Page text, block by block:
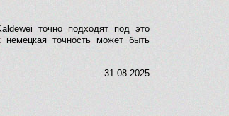
точно подходят под это
точность может быть
31.08.2025